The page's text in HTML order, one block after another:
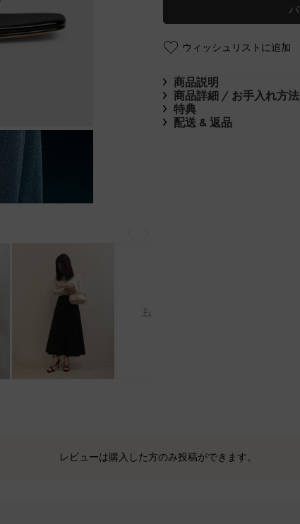
ウィッシュリストに追加
商品説明
商品詳細 / お手入れ方法
特典
配送 & 返品
もっと見る
レビューは購入した方のみ投稿ができます。